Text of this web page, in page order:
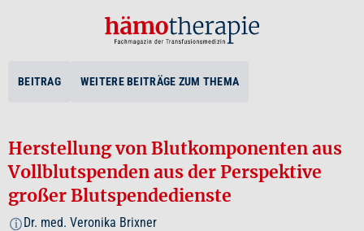
BEITRAG WEITERE BEITRÄGE ZUM THEMA
Herstellung von Blutkomponenten aus
Vollblutspenden aus der Perspektive
großer Blutspendedienste
i Dr. med. Veronika Brixner